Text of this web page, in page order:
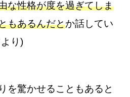
な性格が度を過ぎてしま
もあるんだとか話してい
り)
を驚かせることもあると